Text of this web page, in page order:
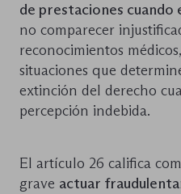
de prestaciones
no comparecer
reconocimientos
situaciones que
extinción del derecho
percepción indebida.
El artículo 26 califica
grave actuar